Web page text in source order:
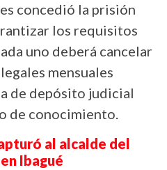
concedió la prisión
los requisitos
uno deberá cancelar
mensuales
de depósito judicial
de conocimiento.
al alcalde del
Ibagué